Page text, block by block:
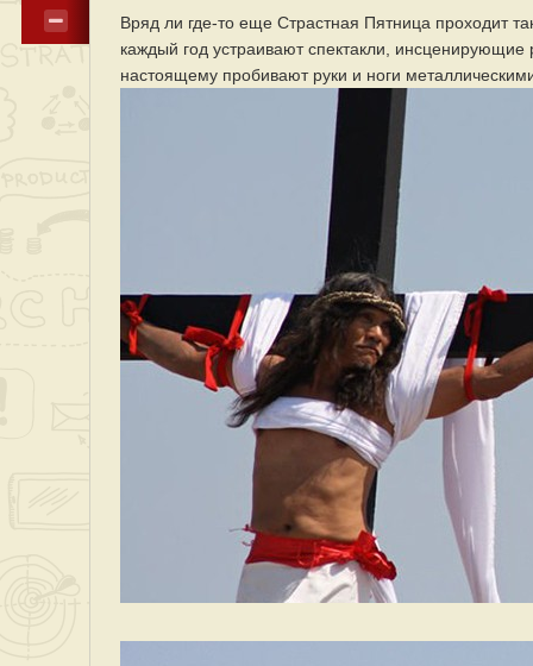
Вряд ли где-то еще Страстная Пятница проходит
каждый год устраивают спектакли,
настоящему пробивают руки и ноги